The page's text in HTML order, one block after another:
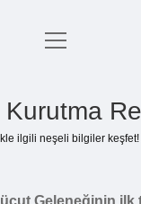
Anasayfa
menüyü
Kurutma
ilgili neşeli bilgiler keşfet!
Geleneğinin ilk